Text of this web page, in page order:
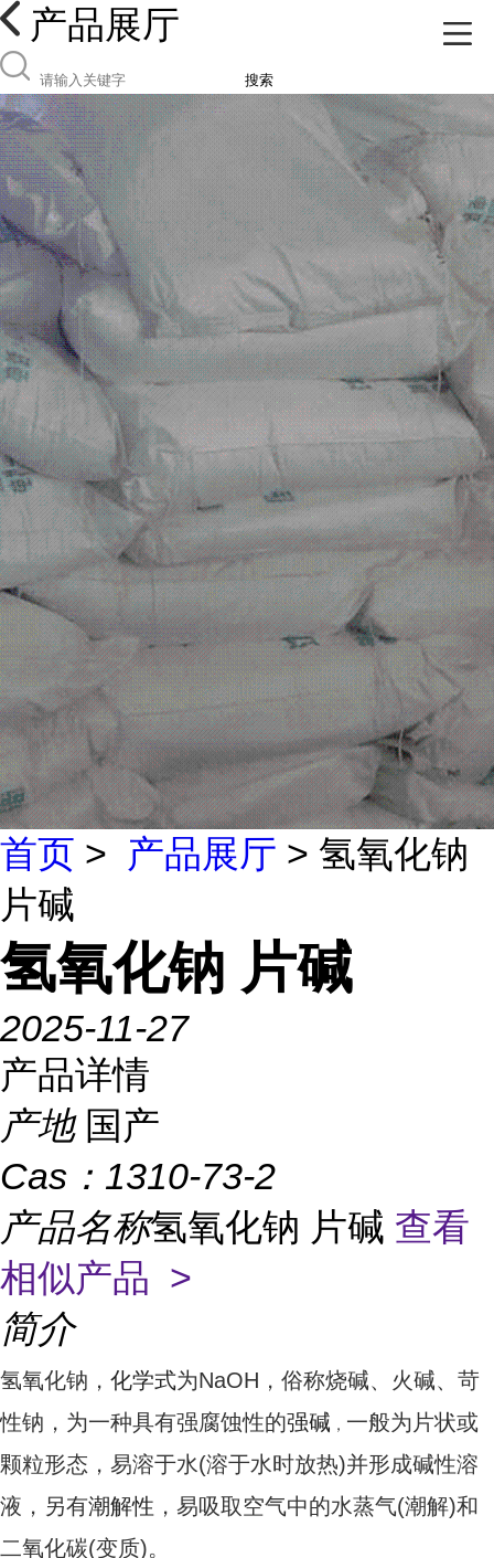
产品展厅
搜索
首页 > 产品展厅 > 氢氧化钠
片碱
氢氧化钠 片碱
2025-11-27
产品详情
产地 国产
Cas： 1310-73-2
产品名称氢氧化钠 片碱 查看
相似产品 >
简介
氢氧化钠， 化学式为NaOH，俗称烧碱、火碱、苛
性钠，为一种具有强腐蚀性的强碱 ， 一般为片状或
颗粒形态，易溶于水(溶于水时放热)并形成碱性溶
液，另有潮解性 ，易吸取空气中的水蒸气(潮解)和
二氧化碳(变质)。